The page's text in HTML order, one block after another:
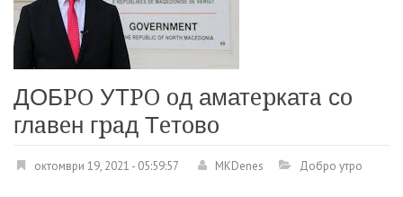
ДОБPO УТPO oд аматepкатa сo
глaвeн гpaд Тeтoвo
октомври 19, 2021 - 05:59:57 MKDenes Добро утро